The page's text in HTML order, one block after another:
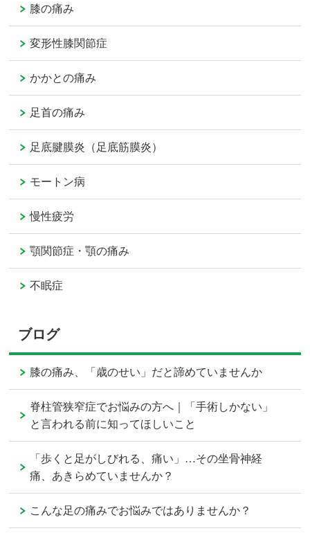
膝の痛み
変形性膝関節症
かかとの痛み
足首の痛み
足底腱膜炎（足底筋膜炎）
モートン病
慢性疲労
顎関節症・顎の痛み
不眠症
ブログ
膝の痛み、「歳のせい」だと諦めていませんか
脊柱管狭窄症でお悩みの方へ｜「手術しかない」
と言われる前に知ってほしいこと
「歩くと足がしびれる、痛い」…その坐骨神経
痛、あきらめていませんか？
こんな足の痛みでお悩みではありませんか？